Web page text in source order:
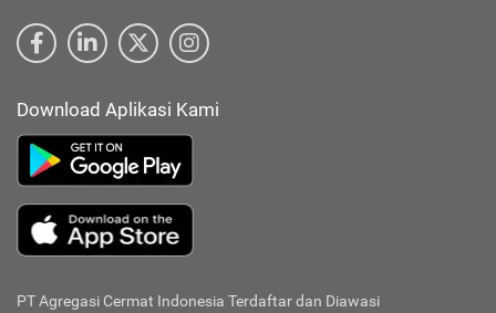
Download Aplikasi Kami
PT Agregasi Cermat Indonesia Terdaftar dan Diawasi